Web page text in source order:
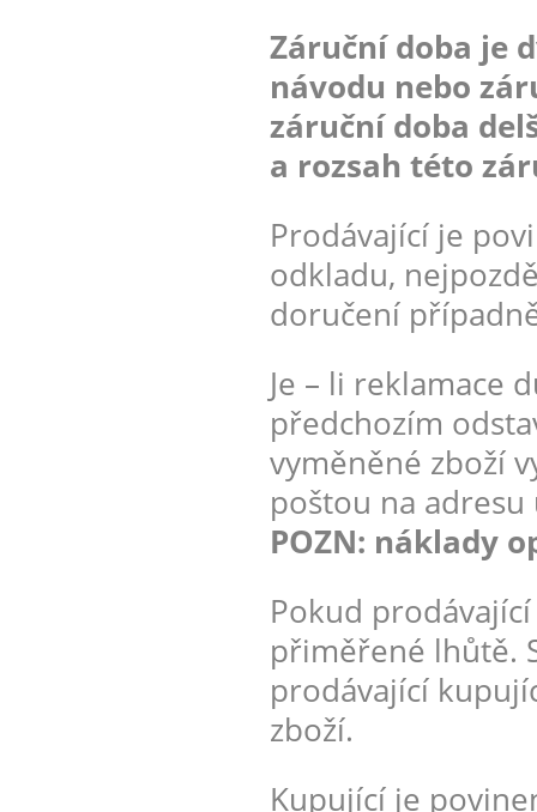
Záruční doba je
návodu nebo
záruční doba
a rozsah této
Prodávající je
odkladu,
doručení
Je – li reklamace
předchozím
vyměněné zboží
poštou na
POZN: náklady
Pokud
přiměřené lhůtě.
prodávající
zboží.
Kupující je